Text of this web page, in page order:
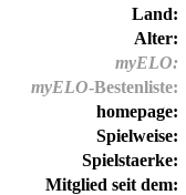
Land:
Alter:
myELO:
myELO-Bestenliste:
homepage:
Spielweise:
Spielstaerke:
Mitglied seit dem: